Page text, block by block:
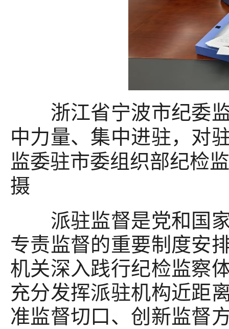
浙江省宁波市纪委监
中力量、集中进驻，对
监委驻市委组织部纪检
摄
派驻监督是党和国家
专责监督的重要制度安
机关深入践行纪检监察
充分发挥派驻机构近距
准监督切口、创新监督